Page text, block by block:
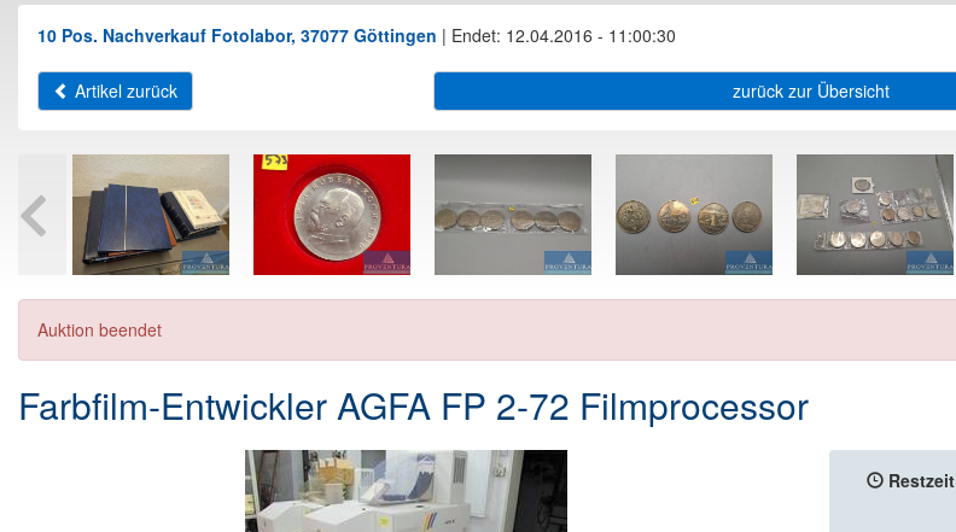
10 Pos. Nachverkauf Fotolabor, 37077 Göttingen | Endet: 12.04.2016 - 11:00:30
Artikel zurück zurück zur Übersicht
Auktion beendet
Farbfilm-Entwickler AGFA FP 2-72 Filmprocessor
Restzeit